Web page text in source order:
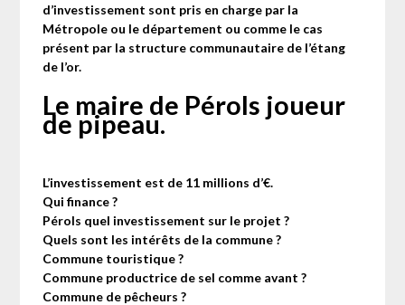
d’investissement sont pris en charge par la
Métropole ou le département ou comme le cas
présent par la structure communautaire de l’étang
de l’or.
Le maire de Pérols joueur
de pipeau.
L’investissement est de 11 millions d’€.
Qui finance ?
Pérols quel investissement sur le projet ?
Quels sont les intérêts de la commune ?
Commune touristique ?
Commune productrice de sel comme avant ?
Commune de pêcheurs ?